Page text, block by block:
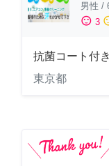
男性 /
sentiment_satisfied 3
抗菌コート付
東京都